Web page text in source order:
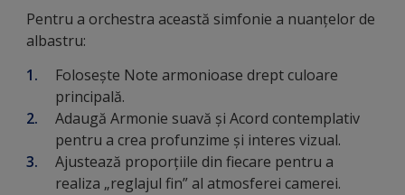
Pentru a orchestra această simfonie a nuanțelor de
albastru:
Folosește Note armonioase drept culoare
principală.
Adaugă Armonie suavă și Acord contemplativ
pentru a crea profunzime și interes vizual.
Ajustează proporțiile din fiecare pentru a
realiza „reglajul fin” al atmosferei camerei.